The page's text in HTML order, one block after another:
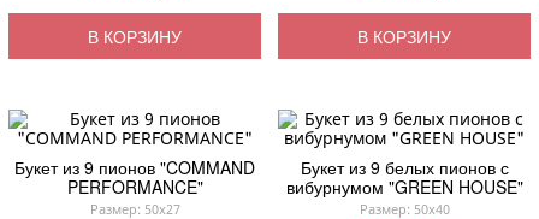
В КОРЗИНУ В КОРЗИНУ
Букет из 9 пионов "COMMAND
PERFORMANCE"
Размер: 50x27
Букет из 9 белых пионов с
вибурнумом "GREEN HOUSE"
Размер: 50x40